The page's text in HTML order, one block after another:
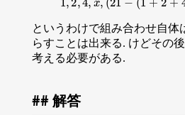
というわけで組み合わせ自体
らすことは出来る. けどその
考える必要がある.
解答